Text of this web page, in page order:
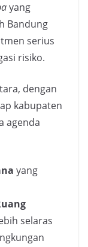
yang
Bandung
serius
risiko.
dengan
kabupaten
agenda
yang
selaras